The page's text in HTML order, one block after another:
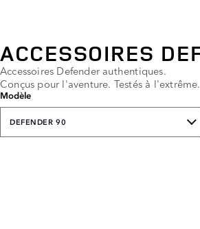
ACCESSOIRES
Accessoires Defender authentiques.
Conçus pour l'aventure. Testés à l'extrême.
Modèle
DEFENDER 90